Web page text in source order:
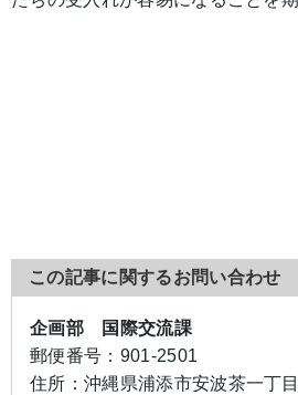
この記事に関するお問い合わせ
企画部 国際交流課
郵便番号： 901-2501
住所： 沖縄県浦添市安波茶一丁